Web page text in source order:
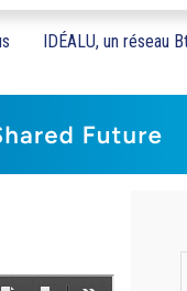
IDÉALU, un réseau